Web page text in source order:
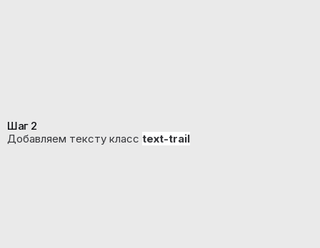
Шаг 2
Добавляем тексту класс text-trail